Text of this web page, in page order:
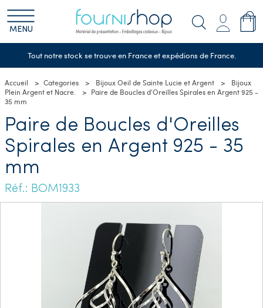
MENU
Tout notre stock se trouve en France et expédions de France.
Accueil Categories Bijoux Oeil de Sainte Lucie et Argent
Bijoux
Plein Argent et Nacre.
Paire de Boucles d'Oreilles Spirales en Argent 925 -
35 mm
Paire de Boucles d'Oreilles
Spirales en Argent 925 - 35
mm
Réf.: BOM1933